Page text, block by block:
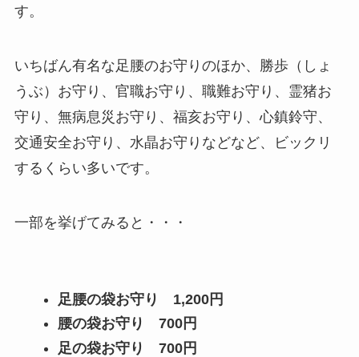
す。
いちばん有名な足腰のお守りのほか、勝歩（しょ
うぶ）お守り、官職お守り、職難お守り、霊猪お
守り、無病息災お守り、福亥お守り、心鎮鈴守、
交通安全お守り、水晶お守りなどなど、ビックリ
するくらい多いです。
一部を挙げてみると・・・
足腰の袋お守り 1,200円
腰の袋お守り 700円
足の袋お守り 700円